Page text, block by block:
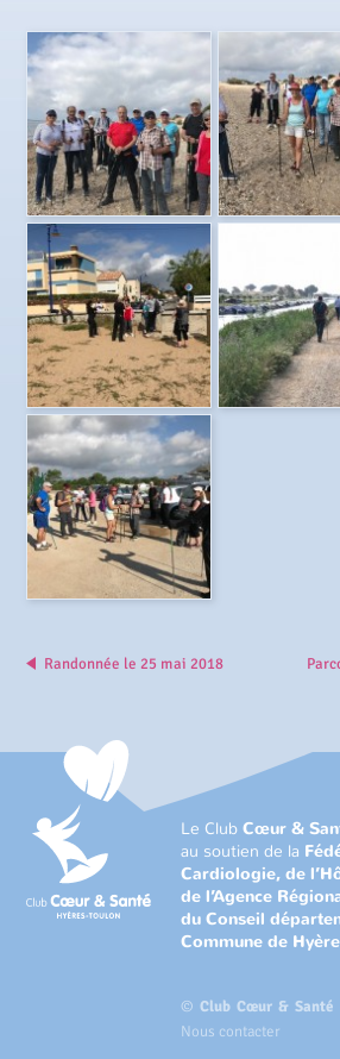
Randonnée le 25 mai 2018
Le ClubCœur &
au soutien de la
Cardiologie, de
de l’Agence
du Conseil
Commune de
©Club Cœur & Santé
Nous contacter